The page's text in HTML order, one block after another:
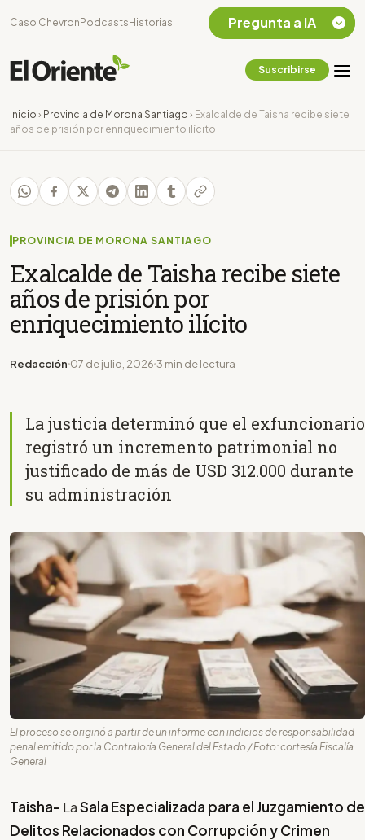
Caso Chevron Podcasts Historias
Suscribirse
Inicio › Provincia de Morona Santiago › Exalcalde de Taisha recibe siete
años de prisión por enriquecimiento ilícito
PROVINCIA DE MORONA SANTIAGO
Exalcalde de Taisha recibe siete
años de prisión por
enriquecimiento ilícito
Redacción 07 de julio, 2026 3 min de lectura
La justicia determinó que el exfuncionario
registró un incremento patrimonial no
justificado de más de USD 312.000 durante
su administración
El proceso se originó a partir de un informe con indicios de responsabilidad
penal emitido por la Contraloría General del Estado / Foto: cortesía Fiscalía
General
Taisha- LaSala Especializada para el Juzgamiento de
Delitos Relacionados con Corrupción y Crimen
Pregunta a IA
Chevron Ecuador